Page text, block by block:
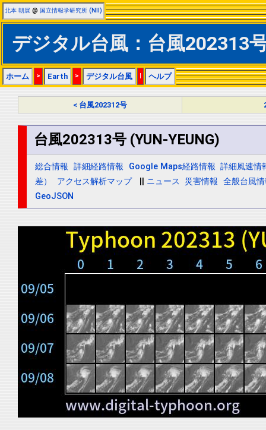
北本 朝展 @ 国立情報学研究所 (NII)
デジタル台風：台風202313
ホーム > Earth > デジタル台風 | ヘルプ
< 台風202312号
台風202313号 (YUN-YEUNG)
総合情報 詳細経路情報 Google Maps経路情報 詳細風速情
差）
アクセス解析マップ ニュース 災害情報 全般台風
GeoJSON